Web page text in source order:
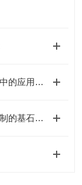
接触角测量仪在粉末材料表面亲疏水性表征中的应用研究
接触角测量仪——织物疏水性研发与质量控制的基石性工具